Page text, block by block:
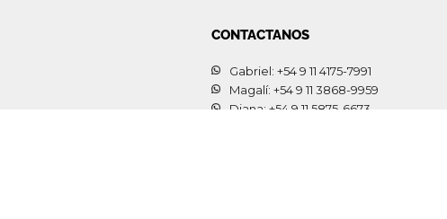
CONTACTANOS
Gabriel: +54 9 11 4175-7991
Magalí: +54 9 11 3868-9959
Diana: +54 9 11 5875-6673